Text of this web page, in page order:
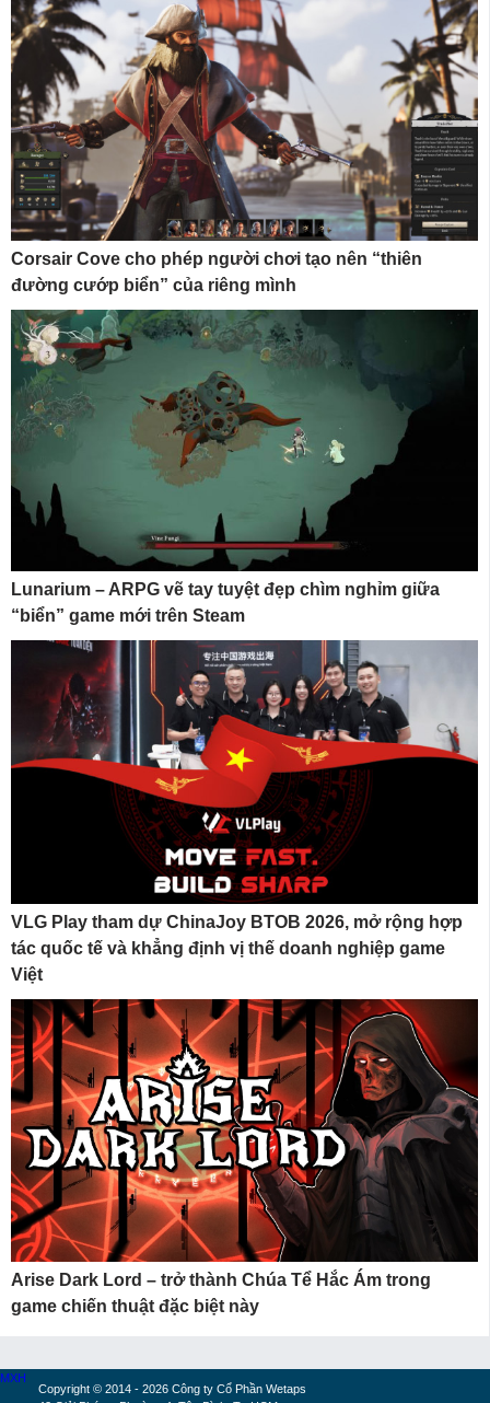
Corsair Cove cho phép người chơi tạo nên “thiên
đường cướp biển” của riêng mình
Lunarium – ARPG vẽ tay tuyệt đẹp chìm nghỉm giữa
“biển” game mới trên Steam
VLG Play tham dự ChinaJoy BTOB 2026, mở rộng hợp
tác quốc tế và khẳng định vị thế doanh nghiệp game
Việt
Arise Dark Lord – trở thành Chúa Tể Hắc Ám trong
game chiến thuật đặc biệt này
Copyright © 2014 - 2026 Công ty Cổ Phần Wetaps
MXH